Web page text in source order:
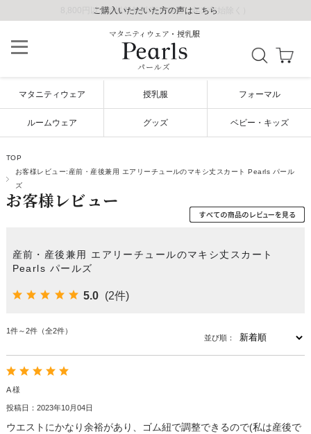
ご購入いただいた方の声はこちら
8,800円以上で送料無料/毎日発送（年末年始除く）
ご購入いただいた方の声はこちら
マタニティウェア・授乳服
パールズ
マタニティウェア 授乳服 フォーマル
ルームウェア グッズ ベビー・キッズ
TOP
お客様レビュー:産前・産後兼用 エアリーチュールのマキシ丈スカート Pearls パール
ズ
お客様レビュー
産前・産後兼用 エアリーチュールのマキシ丈スカート
Pearls パールズ
5.0 (2件)
1件～2件（全2件）
並び順：
A 様
投稿日：2023年10月04日
ウエストにかなり余裕があり、ゴム紐で調整できるので(私は産後で